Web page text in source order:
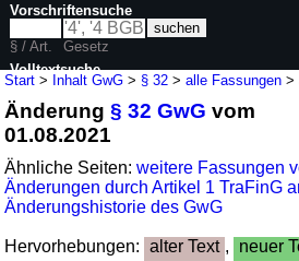
Start > Inhalt GwG > § 32 >alle Fassungen >
Änderung§ 32 GwG vom
01.08.2021
Ähnliche Seiten:weitere Fassungen
Änderungen durch Artikel 1 TraFinG
Änderungshistorie des GwG
Hervorhebungen: alter Text , neuer
Vorschriftensuche
§ / Art.
Gesetz
Volltextsuche
nur in GwG